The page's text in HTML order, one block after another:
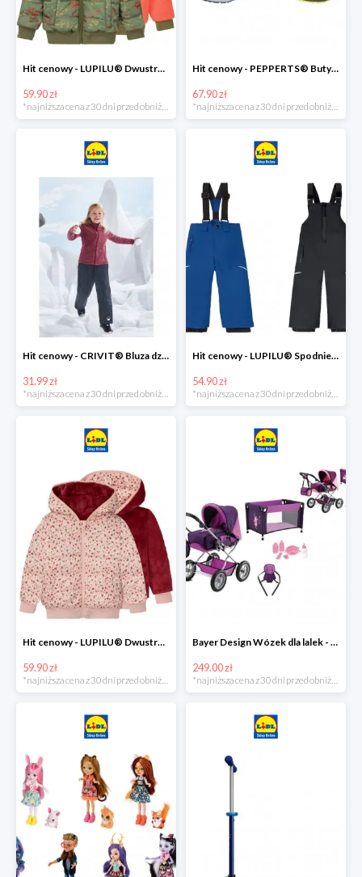
Hit cenowy - LUPILU® Dwustronna kurtka dziecięca z polarem
59.90 zł
*najniższa cena z 30 dni przed obniżką
Hit cenowy - PEPPERTS® Buty zimowe chłopięce
67.90 zł
*najniższa cena z 30 dni przed obniżką
Hit cenowy - CRIVIT® Bluza dziewczęca z polaru
31.99 zł
Hit cenowy - LUPILU® Spodnie narciarskie chłopięce
54.90 zł
Hit cenowy - LUPILU® Dwustronna kurtka pikowana dziewczęca
59.90 zł
*najniższa cena z 30 dni przed obniżką
Bayer Design Wózek dla lalek - megazestaw
249.00 zł
*najniższa cena z 30 dni przed obniżką